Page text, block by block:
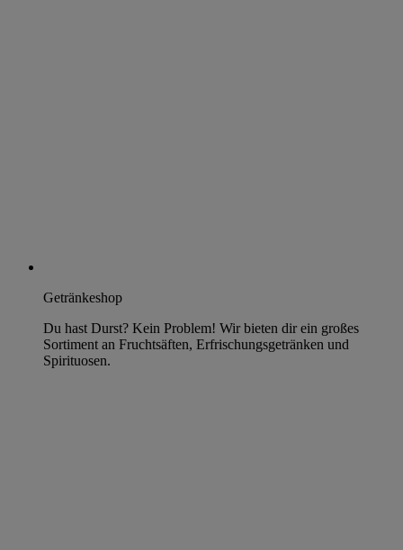
Getränkeshop
Du hast Durst? Kein Problem! Wir bieten dir ein großes
Sortiment an Fruchtsäften, Erfrischungsgetränken und
Spirituosen.